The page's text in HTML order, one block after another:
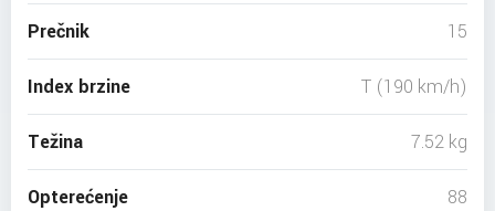
Prečnik 15
Index brzine T (190 km/h)
Težina 7.52 kg
Opterećenje 88